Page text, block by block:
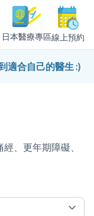
日本醫療專區線上預約
適合自己的醫生 :)
、更年期障礙、